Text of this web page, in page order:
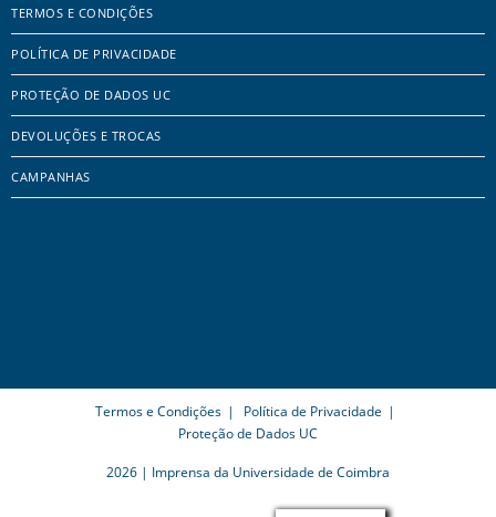
TERMOS E CONDIÇÕES
POLÍTICA DE PRIVACIDADE
PROTEÇÃO DE DADOS UC
DEVOLUÇÕES E TROCAS
CAMPANHAS
Termos e Condições
Política de Privacidade
Proteção de Dados UC
2026 | Imprensa da Universidade de Coimbra